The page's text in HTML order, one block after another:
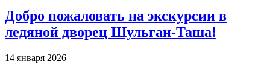
Добро пожаловать на экскурсии в
ледяной дворец Шульган-Таша!
14 января 2026